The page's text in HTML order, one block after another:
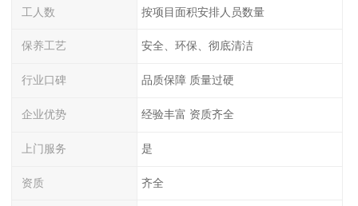
工人数 按项目面积安排人员数量
保养工艺 安全、环保、彻底清洁
行业口碑 品质保障 质量过硬
企业优势 经验丰富 资质齐全
上门服务 是
资质 齐全